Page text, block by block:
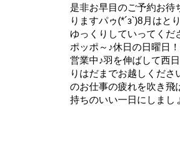
是非お早目のご予約お待
りますパゥ(*´з`)8月はと
ゆっくりしていってくだ
ポッポ～♪休日の日曜日
営業中♪羽を伸ばして西
りはだまでお越しくださ
のお仕事の疲れを吹き飛
持ちのいい一日にしまし